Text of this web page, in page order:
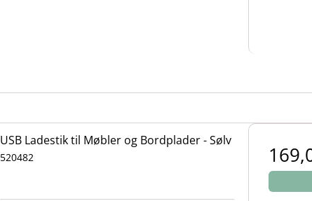
USB Ladestik til Møbler og Bordplader - Sølv
520482